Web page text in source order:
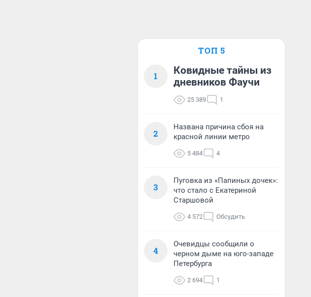
ТОП 5
1
Ковидные тайны из
дневников Фаучи
25 389 1
2
Названа причина сбоя на
красной линии метро
5 484 4
3
Пуговка из «Папиных дочек»:
что стало с Екатериной
Старшовой
4 572 Обсудить
4
Очевидцы сообщили о
черном дыме на юго-западе
Петербурга
2 694 1